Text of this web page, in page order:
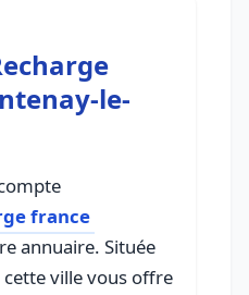
le-
france
annuaire. Située
cette ville vous offre